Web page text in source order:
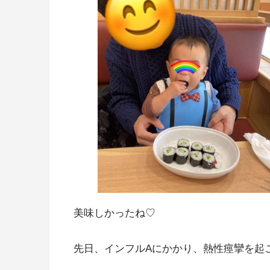
美味しかったね♡
先日、インフルAにかかり、熱性痙攣を起